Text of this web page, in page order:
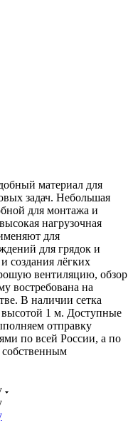
материал для
задач. Небольшая
для монтажа и
нагрузочная
для
для грядок и
создания лёгких
вентиляцию, обзор
востребована на
В наличии сетка
1 м. Доступные
отправку
по всей России, а по
собственным